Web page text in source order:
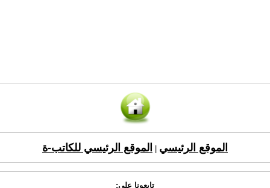
الموقع الرئيسي الموقع الرئيسي للكاتب-ة
تابعونا على: